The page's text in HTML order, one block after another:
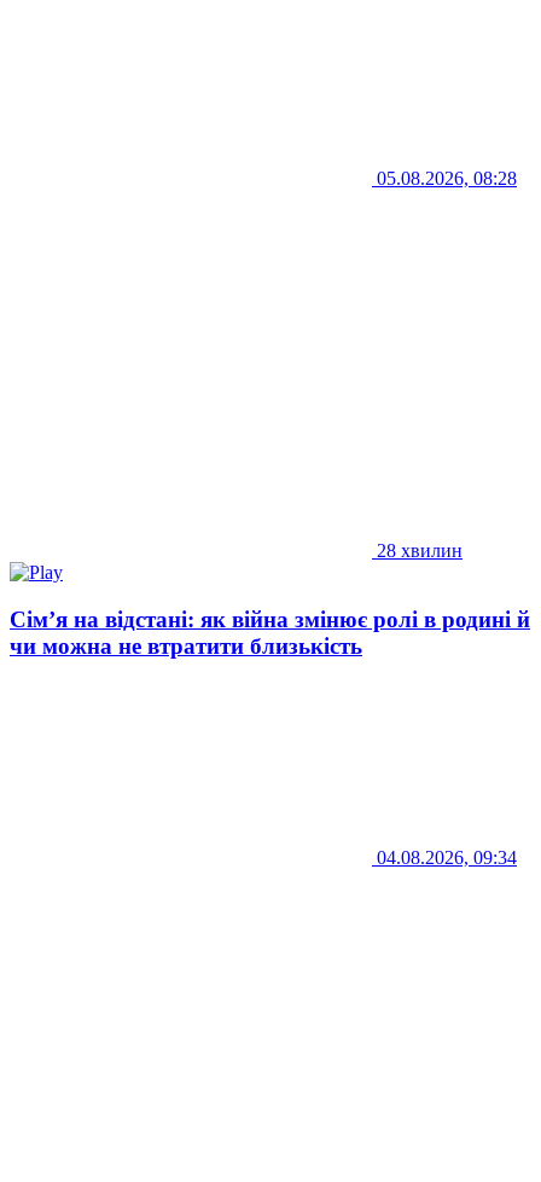
05.08.2026, 08:28
28 хвилин
Сім’я на відстані: як війна змінює ролі в родині й
чи можна не втратити близькість
04.08.2026, 09:34